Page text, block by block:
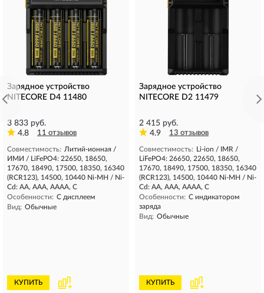
Зарядное устройство
NITECORE D4 11480
3 833 руб.
4.8
11 отзывов
Совместимость: Литий-ионная /
ИМИ / LiFePO4: 22650, 18650,
17670, 18490, 17500, 18350, 16340
(RCR123), 14500, 10440 Ni-MH / Ni-
Cd: AA, AAA, AAAA, C
Особенности: С дисплеем
Вид: Обычные
КУПИТЬ
Зарядное устройство
NITECORE D2 11479
2 415 руб.
4.9
13 отзывов
Совместимость:
Li-ion / IMR /
LiFePO4: 26650, 22650, 18650,
17670, 18490, 17500, 18350, 16340
(RCR123), 14500, 10440 Ni-MH / Ni-
Cd: AA, AAA, AAAA, C
Особенности: С индикатором
заряда
Вид: Обычные
КУПИТЬ